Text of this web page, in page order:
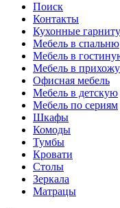
Поиск
Контакты
Кухонные
Мебель в спальню
Мебель в
Мебель в
Офисная мебель
Мебель в детскую
Мебель по сериям
Шкафы
Комоды
Тумбы
Кровати
Столы
Зеркала
Матрацы